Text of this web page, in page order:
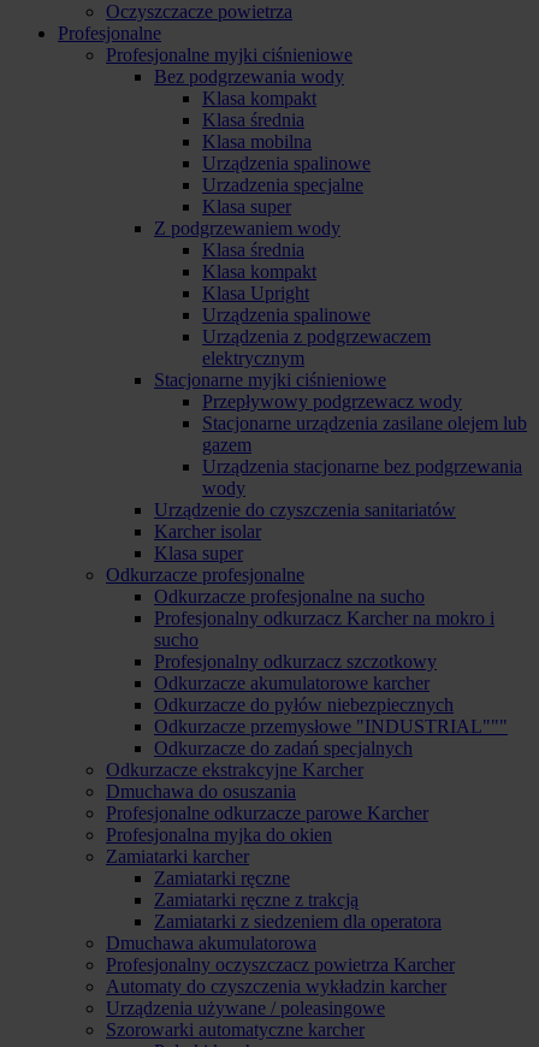
Oczyszczacze powietrza
Profesjonalne
Profesjonalne myjki ciśnieniowe
Bez podgrzewania wody
Klasa kompakt
Klasa średnia
Klasa mobilna
Urządzenia spalinowe
Urzadzenia specjalne
Klasa super
Z podgrzewaniem wody
Klasa średnia
Klasa kompakt
Klasa Upright
Urządzenia spalinowe
Urządzenia z podgrzewaczem
elektrycznym
Stacjonarne myjki ciśnieniowe
Przepływowy podgrzewacz wody
Stacjonarne urządzenia zasilane olejem lub
gazem
Urządzenia stacjonarne bez podgrzewania
wody
Urządzenie do czyszczenia sanitariatów
Karcher isolar
Klasa super
Odkurzacze profesjonalne
Odkurzacze profesjonalne na sucho
Profesjonalny odkurzacz Karcher na mokro i
sucho
Profesjonalny odkurzacz szczotkowy
Odkurzacze akumulatorowe karcher
Odkurzacze do pyłów niebezpiecznych
Odkurzacze przemysłowe "INDUSTRIAL"""
Odkurzacze do zadań specjalnych
Odkurzacze ekstrakcyjne Karcher
Dmuchawa do osuszania
Profesjonalne odkurzacze parowe Karcher
Profesjonalna myjka do okien
Zamiatarki karcher
Zamiatarki ręczne
Zamiatarki ręczne z trakcją
Zamiatarki z siedzeniem dla operatora
Dmuchawa akumulatorowa
Profesjonalny oczyszczacz powietrza Karcher
Automaty do czyszczenia wykładzin karcher
Urządzenia używane / poleasingowe
Szorowarki automatyczne karcher